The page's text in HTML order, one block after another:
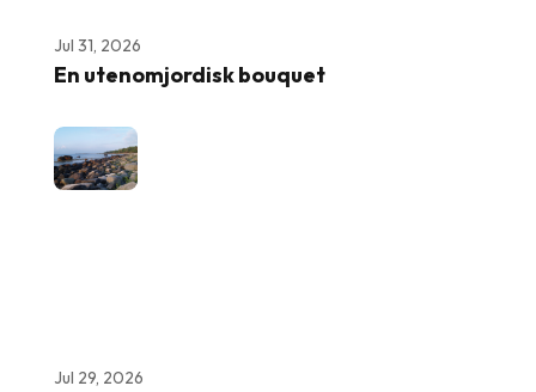
Jul 31, 2026
En utenomjordisk bouquet
Jul 29, 2026